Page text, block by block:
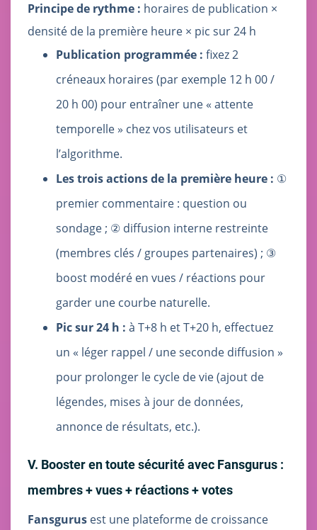
Principe de rythme : horaires de publication ×
densité de la première heure × pic sur 24 h
Publication programmée : fixez 2
créneaux horaires (par exemple 12 h 00 /
20 h 00) pour entraîner une « attente
temporelle » chez vos utilisateurs et
l’algorithme.
Les trois actions de la première heure : ①
premier commentaire : question ou
sondage ; ② diffusion interne restreinte
(membres clés / groupes partenaires) ; ③
boost modéré en vues / réactions pour
garder une courbe naturelle.
Pic sur 24 h : à T+8 h et T+20 h, effectuez
un « léger rappel / une seconde diffusion »
pour prolonger le cycle de vie (ajout de
légendes, mises à jour de données,
annonce de résultats, etc.).
V. Booster en toute sécurité avec Fansgurus :
membres + vues + réactions + votes
Fansgurus est une plateforme de croissance